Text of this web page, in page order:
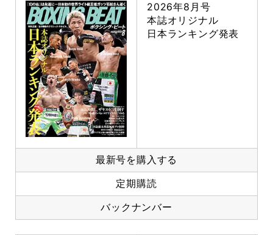
2026年8月号
本誌オリジナル
日本ランキング発表
最新号を購入する
定期購読
バックナンバー